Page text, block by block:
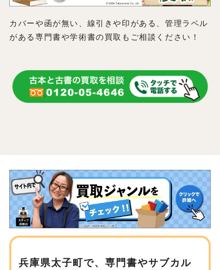
カバーや函が無い、線引きや印がある、管理ラベル
がある専門書や学術書の買取もご相談ください！
兵庫県太子町で、専門書やサブカル